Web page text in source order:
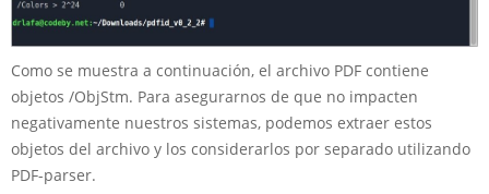
Como se muestra a continuación, el archivo PDF contiene
objetos /ObjStm. Para asegurarnos de que no impacten
negativamente nuestros sistemas, podemos extraer estos
objetos del archivo y los considerarlos por separado utilizando
PDF-parser.